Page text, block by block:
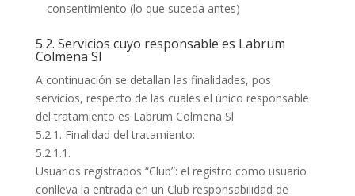
consentimiento (lo que suceda antes)
5.2. Servicios cuyo responsable es Labrum
Colmena Sl
A continuación se detallan las finalidades, pos
servicios, respecto de las cuales el único responsable
del tratamiento es Labrum Colmena Sl
5.2.1. Finalidad del tratamiento:
5.2.1.1.
Usuarios registrados “Club”: el registro como usuario
conlleva la entrada en un Club responsabilidad de